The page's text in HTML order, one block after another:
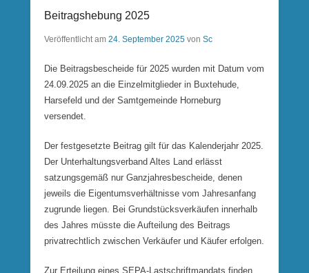
Beitragshebung 2025
Veröffentlicht am 24. September 2025 von Sc
Die Beitragsbescheide für 2025 wurden mit Datum vom
24.09.2025 an die Einzelmitglieder in Buxtehude,
Harsefeld und der Samtgemeinde Horneburg
versendet.
Der festgesetzte Beitrag gilt für das Kalenderjahr 2025.
Der Unterhaltungsverband Altes Land erlässt
satzungsgemäß nur Ganzjahresbescheide, denen
jeweils die Eigentumsverhältnisse vom Jahresanfang
zugrunde liegen. Bei Grundstücksverkäufen innerhalb
des Jahres müsste die Aufteilung des Beitrags
privatrechtlich zwischen Verkäufer und Käufer erfolgen.
Zur Erteilung eines SEPA-Lastschriftmandats finden